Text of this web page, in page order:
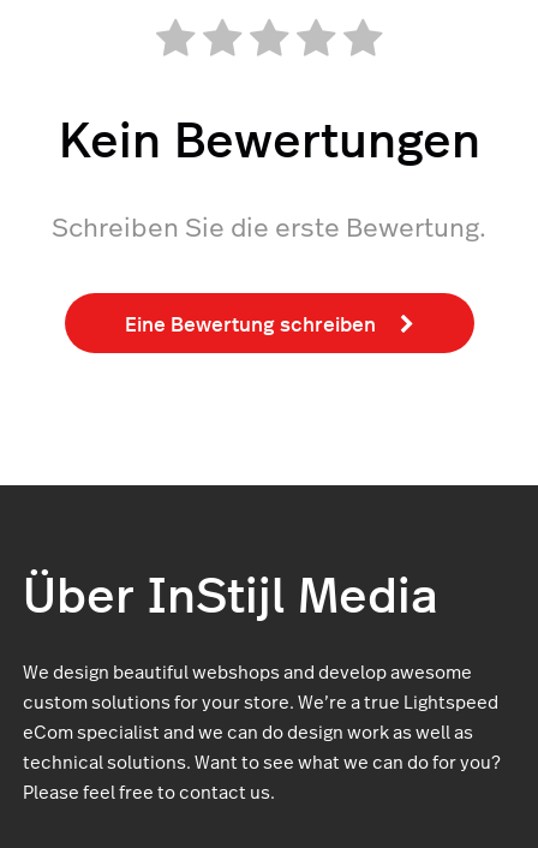
Kein Bewertungen
Schreiben Sie die erste Bewertung.
Eine Bewertung schreiben
Über InStijl Media
We design beautiful webshops and develop awesome
custom solutions for your store. We’re a true Lightspeed
eCom specialist and we can do design work as well as
technical solutions. Want to see what we can do for you?
Please feel free to contact us.